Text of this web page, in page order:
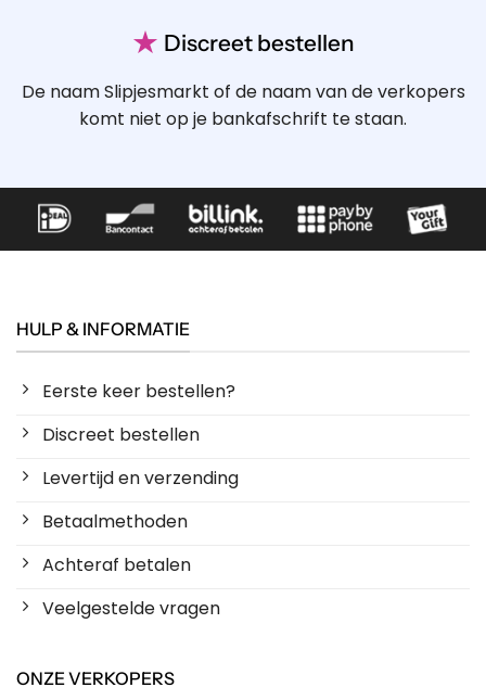
★ Discreet bestellen
De naam Slipjesmarkt of de naam van de verkopers
komt niet op je bankafschrift te staan.
HULP & INFORMATIE
Eerste keer bestellen?
Discreet bestellen
Levertijd en verzending
Betaalmethoden
Achteraf betalen
Veelgestelde vragen
ONZE VERKOPERS